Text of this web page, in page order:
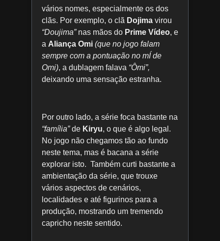
vários nomes, especialmente os dos
clãs. Por exemplo, o clã Dojima virou
“Doujima”nas mãos do Prime Vídeo, e
a Aliança Omi (que no jogo falam
sempre com a pontuação no mÍ de
Omi), a dublagem falava “Ômi”,
deixando uma sensação estranha.
Por outro lado, a série foca bastante na
“família”de Kiryu, o que é algo legal.
No jogo não chegamos tão ao fundo
neste tema, mas é bacana a série
explorar isto. Também curti bastante a
ambientação da série, que trouxe
vários aspectos de cenários,
localidades e até figurinos para a
produção, mostrando um tremendo
capricho neste sentido.